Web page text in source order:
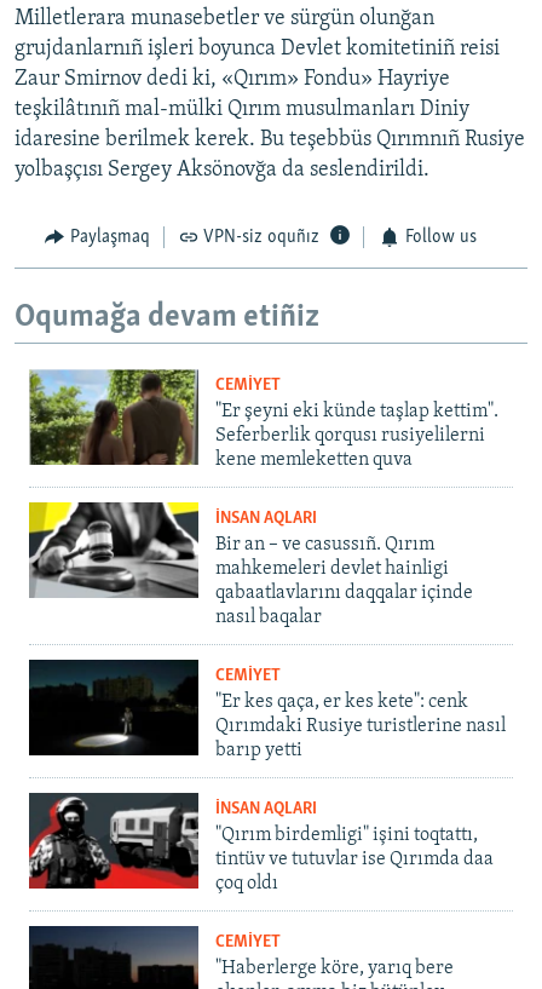
Milletlerara munasebetler ve sürgün olunğan
grujdanlarnıñ işleri boyunca Devlet komitetiniñ reisi
Zaur Smirnov dedi ki, «Qırım» Fondu» Hayriye
teşkilâtınıñ mal-mülki Qırım musulmanları Diniy
idaresine berilmek kerek. Bu teşebbüs Qırımnıñ Rusiye
yolbaşçısı Sergey Aksönovğa da seslendirildi.
Paylaşmaq VPN-siz oquñız Follow us
Oqumağa devam etiñiz
CEMİYET
"Er şeyni eki künde taşlap kettim".
Seferberlik qorqusı rusiyelilerni
kene memleketten quva
İNSAN AQLARI
Bir an – ve casussıñ. Qırım
mahkemeleri devlet hainligi
qabaatlavlarını daqqalar içinde
nasıl baqalar
CEMİYET
"Er kes qaça, er kes kete": cenk
Qırımdaki Rusiye turistlerine nasıl
barıp yetti
İNSAN AQLARI
"Qırım birdemligi" işini toqtattı,
tintüv ve tutuvlar ise Qırımda daa
çoq oldı
CEMİYET
"Haberlerge köre, yarıq bere